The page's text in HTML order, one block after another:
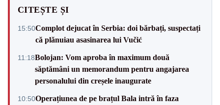
CITEȘTE ȘI
15:50Complot dejucat în Serbia: doi bărbați, suspectați
că plănuiau asasinarea lui Vučić
11:18Bolojan: Vom aproba în maximum două
săptămâni un memorandum pentru angajarea
personalului din creșele inaugurate
10:50Operațiunea de pe brațul Bala intră în faza